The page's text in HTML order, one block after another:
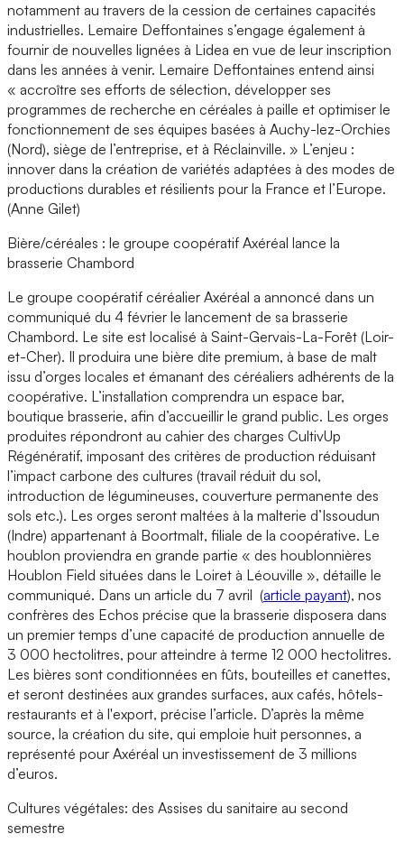
notamment au travers de la cession de certaines capacités
industrielles. Lemaire Deffontaines s’engage également à
fournir de nouvelles lignées à Lidea en vue de leur inscription
dans les années à venir. Lemaire Deffontaines entend ainsi
« accroître ses efforts de sélection, développer ses
programmes de recherche en céréales à paille et optimiser le
fonctionnement de ses équipes basées à Auchy-lez-Orchies
(Nord), siège de l’entreprise, et à Réclainville. » L’enjeu :
innover dans la création de variétés adaptées à des modes de
productions durables et résilients pour la France et l’Europe.
(Anne Gilet)
Bière/céréales : le groupe coopératif Axéréal lance la
brasserie Chambord
Le groupe coopératif céréalier Axéréal a annoncé dans un
communiqué du 4 février le lancement de sa brasserie
Chambord. Le site est localisé à Saint-Gervais-La-Forêt (Loir-
et-Cher). Il produira une bière dite premium, à base de malt
issu d’orges locales et émanant des céréaliers adhérents de la
coopérative. L’installation comprendra un espace bar,
boutique brasserie, afin d’accueillir le grand public. Les orges
produites répondront au cahier des charges CultivUp
Régénératif, imposant des critères de production réduisant
l’impact carbone des cultures (travail réduit du sol,
introduction de légumineuses, couverture permanente des
sols etc.). Les orges seront maltées à la malterie d’Issoudun
(Indre) appartenant à Boortmalt, filiale de la coopérative. Le
houblon proviendra en grande partie « des houblonnières
Houblon Field situées dans le Loiret à Léouville », détaille le
communiqué. Dans un article du 7 avril (article payant), nos
confrères des Echos précise que la brasserie disposera dans
un premier temps d’une capacité de production annuelle de
3 000 hectolitres, pour atteindre à terme 12 000 hectolitres.
Les bières sont conditionnées en fûts, bouteilles et canettes,
et seront destinées aux grandes surfaces, aux cafés, hôtels-
restaurants et à l'export, précise l’article. D’après la même
source, la création du site, qui emploie huit personnes, a
représenté pour Axéréal un investissement de 3 millions
d’euros.
Cultures végétales: des Assises du sanitaire au second
semestre